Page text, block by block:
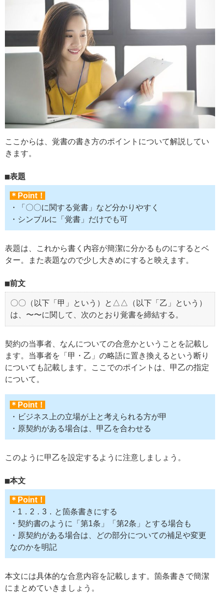
ここからは、覚書の書き方のポイントについて解説してい
きます。
表題
＊Point！
・「〇〇に関する覚書」など分かりやすく
・シンプルに「覚書」だけでも可
表題は、これから書く内容が簡潔に分かるものにするとベ
ター。また表題なので少し大きめにすると映えます。
前文
〇〇（以下「甲」という）と△△（以下「乙」という）
は、〜〜に関して、次のとおり覚書を締結する。
契約の当事者、なんについての合意かということを記載し
ます。当事者を「甲・乙」の略語に置き換えるという断り
についても記載します。ここでのポイントは、甲乙の指定
について。
＊Point！
・ビジネス上の立場が上と考えられる方が甲
・原契約がある場合は、甲乙を合わせる
このように甲乙を設定するように注意しましょう。
本文
＊Point！
・1．2．3．と箇条書きにする
・契約書のように「第1条」「第2条」とする場合も
・原契約がある場合は、どの部分についての補足や変更
なのかを明記
本文には具体的な合意内容を記載します。箇条書きで簡潔
にまとめていきましょう。